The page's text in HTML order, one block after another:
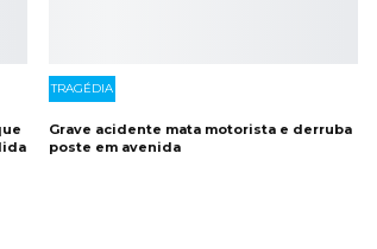
TRAGÉDIA
Grave acidente mata motorista e derruba
poste em avenida